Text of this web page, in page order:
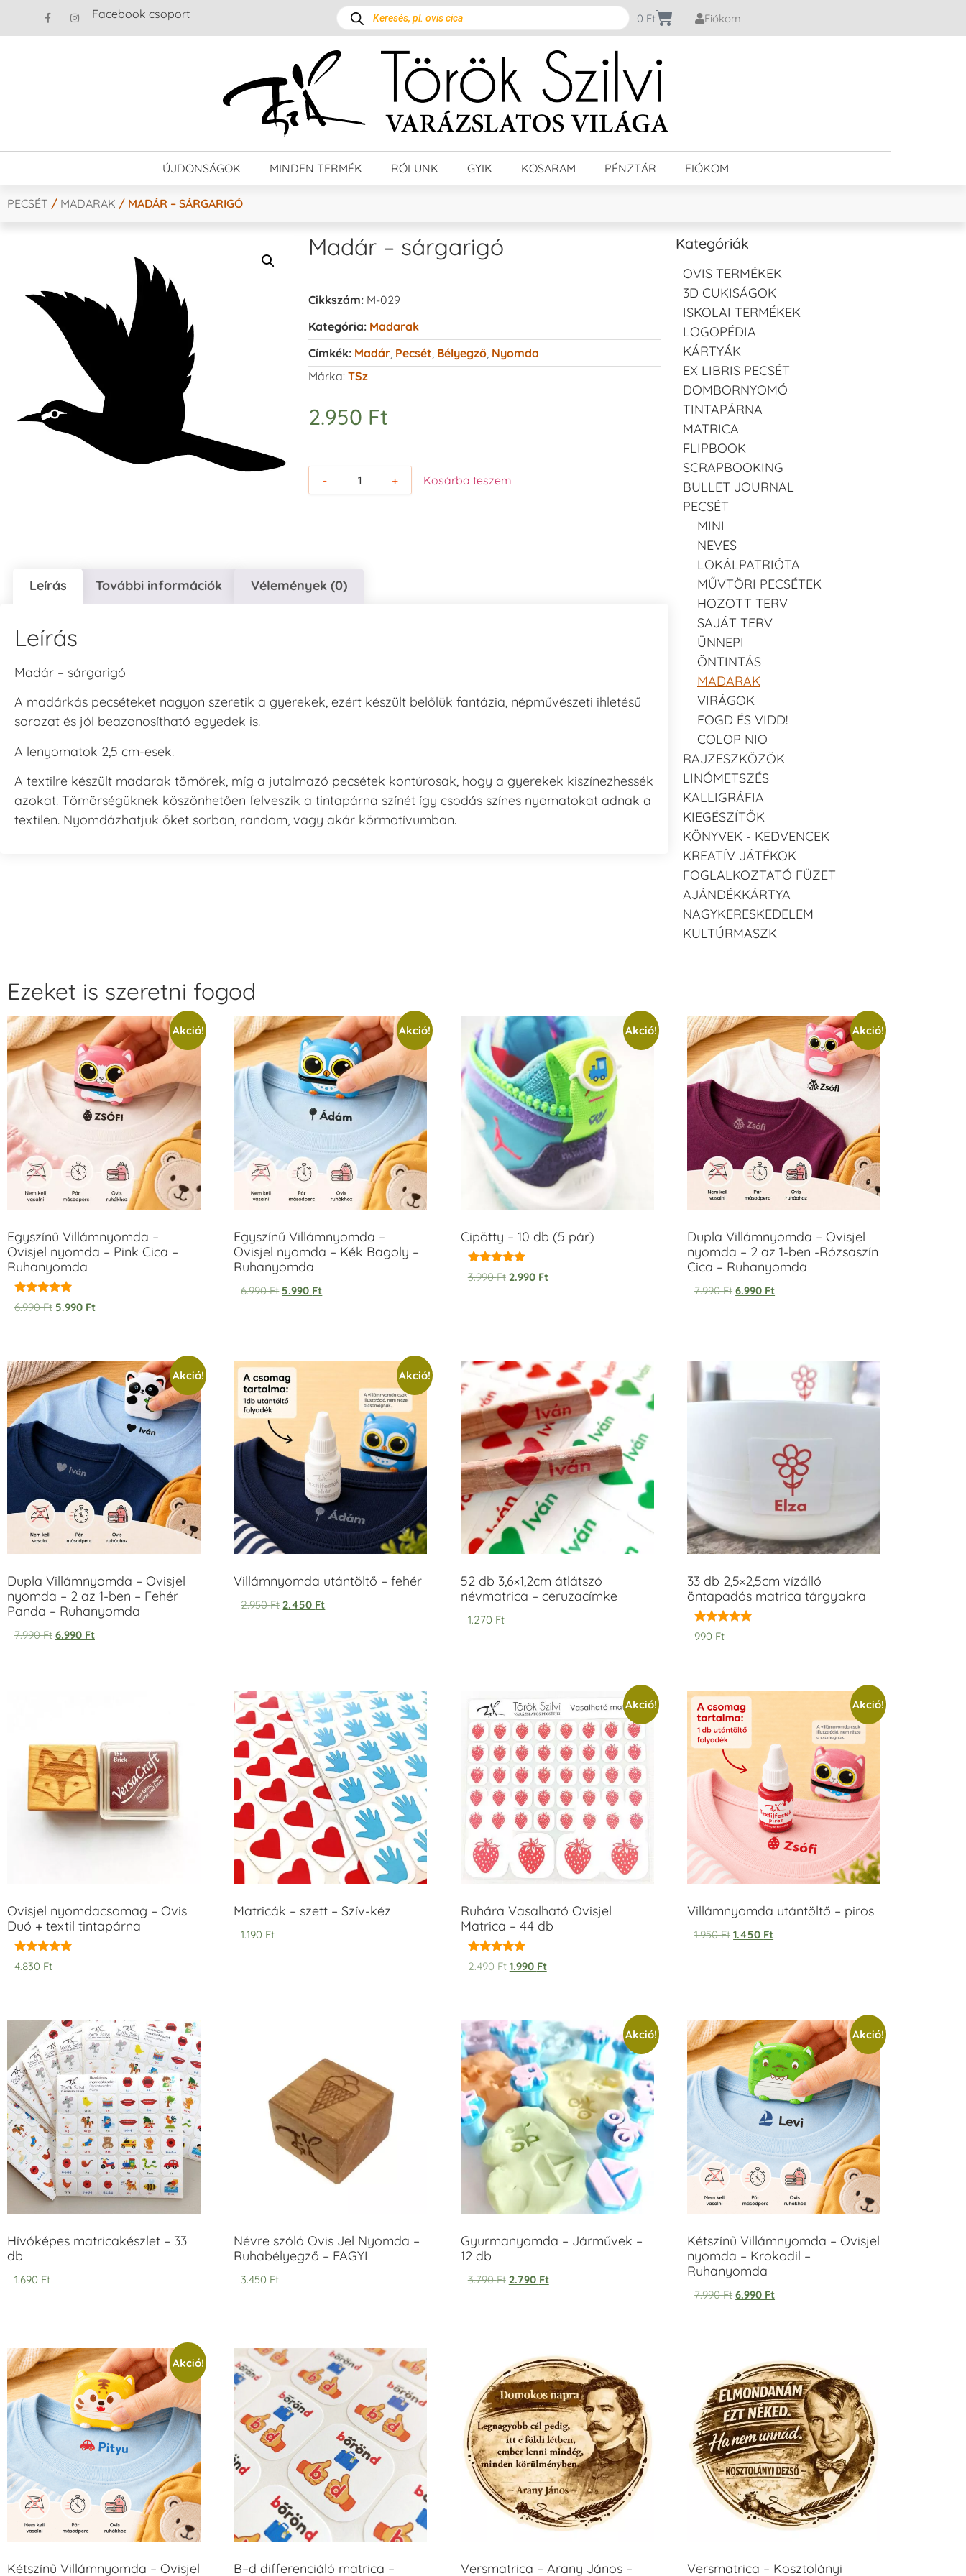
Facebook csoport 0 Ft Fiókom
ÚJDONSÁGOK MINDEN TERMÉK RÓLUNK GYIK KOSARAM PÉNZTÁR FIÓKOM
PECSÉT / MADARAK / MADÁR – SÁRGARIGÓ
Madár – sárgarigó
Cikkszám: M-029
Kategória: Madarak
Címkék: Madár, Pecsét Bélyegző, Nyomda
Márka: TSz
2.950 Ft
- + Kosárba teszem
Leírás További információk Vélemények (0)
Leírás
Madár – sárgarigó
A madárkás pecséteket nagyon szeretik a gyerekek, ezért készült belőlük fantázia, népművészeti ihletésű
sorozat és jól beazonosítható egyedek is.
A lenyomatok 2,5 cm-esek.
A textilre készült madarak tömörek, míg a jutalmazó pecsétek kontúrosak, hogy a gyerekek kiszínezhessék
azokat. Tömörségüknek köszönhetően felveszik a tintapárna színét így csodás színes nyomatokat adnak a
textilen. Nyomdázhatjuk őket sorban, random, vagy akár körmotívumban.
Kategóriák
OVIS TERMÉKEK
3D CUKISÁGOK
ISKOLAI TERMÉKEK
LOGOPÉDIA
KÁRTYÁK
EX LIBRIS PECSÉT
DOMBORNYOMÓ
TINTAPÁRNA
MATRICA
FLIPBOOK
SCRAPBOOKING
BULLET JOURNAL
PECSÉT
MINI
NEVES
LOKÁLPATRIÓTA
MŰVTÖRI PECSÉTEK
HOZOTT TERV
SAJÁT TERV
ÜNNEPI
ÖNTINTÁS
MADARAK
VIRÁGOK
FOGD ÉS VIDD!
COLOP NIO
RAJZESZKÖZÖK
LINÓMETSZÉS
KALLIGRÁFIA
KIEGÉSZÍTŐK
KÖNYVEK - KEDVENCEK
KREATÍV JÁTÉKOK
FOGLALKOZTATÓ FÜZET
AJÁNDÉKKÁRTYA
NAGYKERESKEDELEM
KULTÚRMASZK
Ezeket is szeretni fogod
Akció!
Egyszínű Villámnyomda –
Ovisjel nyomda – Pink Cica –
Ruhanyomda
Értékelés:
5.00
6.990Ft 5.990 Ft
Akció!
Egyszínű Villámnyomda –
Ovisjel nyomda – Kék Bagoly –
Ruhanyomda
6.990Ft 5.990 Ft
Akció!
Cipötty – 10 db (5 pár)
Értékelés:
5.00
3.990Ft 2.990 Ft
Akció!
Dupla Villámnyomda – Ovisjel
nyomda – 2 az 1-ben -Rózsaszín
Cica – Ruhanyomda
7.990Ft 6.990 Ft
Akció!
Dupla Villámnyomda – Ovisjel
nyomda – 2 az 1-ben – Fehér
Panda – Ruhanyomda
7.990Ft 6.990 Ft
Akció!
Villámnyomda utántöltő – fehér
2.950Ft 2.450 Ft
52 db 3,6×1,2cm átlátszó
névmatrica – ceruzacímke
1.270 Ft
33 db 2,5×2,5cm vízálló
öntapadós matrica tárgyakra
Értékelés:
5.00
990 Ft
Ovisjel nyomdacsomag – Ovis
Duó + textil tintapárna
Értékelés:
5.00
4.830 Ft
Matricák – szett – Szív-kéz
1.190 Ft
Akció!
Ruhára Vasalható Ovisjel
Matrica – 44 db
Értékelés:
5.00
2.490Ft 1.990 Ft
Akció!
Villámnyomda utántöltő – piros
1.950Ft 1.450 Ft
Hívóképes matricakészlet – 33
db
1.690 Ft
Névre szóló Ovis Jel Nyomda –
Ruhabélyegző – FAGYI
3.450 Ft
Akció!
Gyurmanyomda – Járművek –
12 db
3.790Ft 2.790 Ft
Akció!
Kétszínű Villámnyomda – Ovisjel
nyomda – Krokodil –
Ruhanyomda
7.990Ft 6.990 Ft
Akció!
Kétszínű Villámnyomda – Ovisjel
B–d differenciáló matrica –
Versmatrica – Arany János –
Versmatrica – Kosztolányi